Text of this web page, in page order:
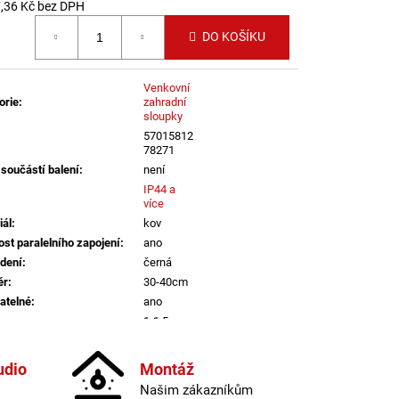
Kč bez DPH
DO KOŠÍKU
:
Venkovní
zahradní
sloupky
57015812
78271
balení:
není
IP44 a
více
:
kov
paralelního zapojení:
ano
:
černá
:
30-40cm
:
ano
1-1,5m
E27
Montáž
Našim zákazníkům